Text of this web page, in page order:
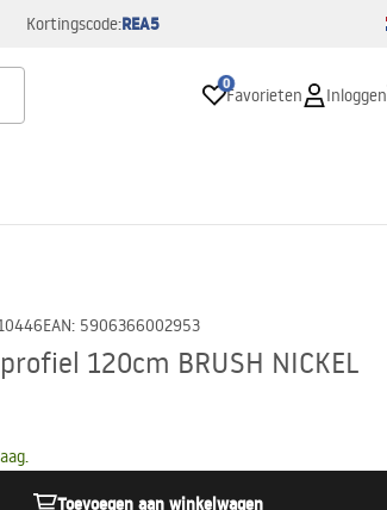
Kortingscode:REA5
0
Favorieten Inloggen
EAN: 5906366002953
120cm BRUSH NICKEL
Toevoegen aan winkelwagen